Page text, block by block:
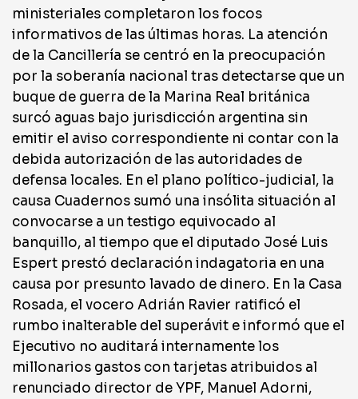
ministeriales completaron los focos
informativos de las últimas horas. La atención
de la Cancillería se centró en la preocupación
por la soberanía nacional tras detectarse que un
buque de guerra de la Marina Real británica
surcó aguas bajo jurisdicción argentina sin
emitir el aviso correspondiente ni contar con la
debida autorización de las autoridades de
defensa locales. En el plano político-judicial, la
causa Cuadernos sumó una insólita situación al
convocarse a un testigo equivocado al
banquillo, al tiempo que el diputado José Luis
Espert prestó declaración indagatoria en una
causa por presunto lavado de dinero. En la Casa
Rosada, el vocero Adrián Ravier ratificó el
rumbo inalterable del superávit e informó que el
Ejecutivo no auditará internamente los
millonarios gastos con tarjetas atribuidos al
renunciado director de YPF, Manuel Adorni,